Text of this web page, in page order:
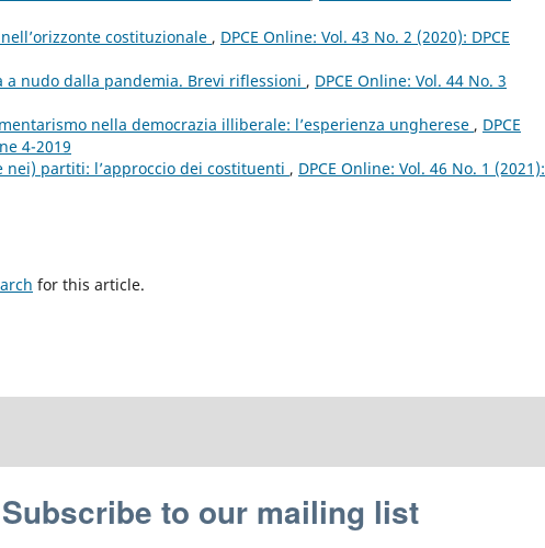
costituzionale , DPCE Online: Vol. 43 No. 2 (2020): DPCE
a nudo dalla pandemia. Brevi riflessioni , DPCE Online: Vol. 44 No. 3
nella democrazia illiberale: l’esperienza ungherese , DPCE
4-2019
nei) partiti: l’approccio dei costituenti , DPCE Online: Vol. 46 No. 1 (2021):
for this article.